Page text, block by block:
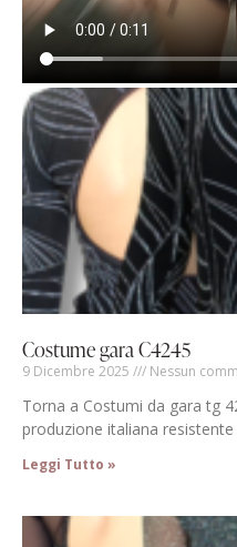
Costume gara C4245
9 Dicembre 2025 Nessun
Torna a Costumi da gara tg
produzione italiana
Leggi Tutto »